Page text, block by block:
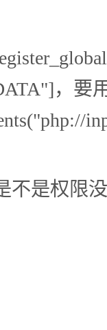
，要
不是权限